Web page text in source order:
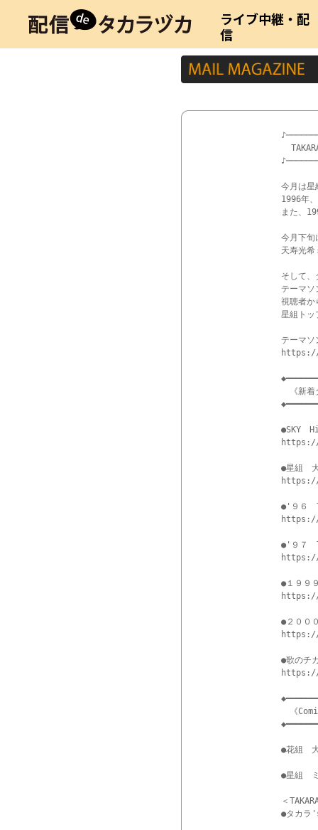
ライブ中継・配
信
今月は
1996年
また、
今月下旬
天寿光
そして、
テーマ
視聴者か
星組トッ
テーマソ
https://
《新着
●SKY　
https://
●星組　
https://
●'９６　
https://
●'９７　
https://
●１９９
https://
●２００
https://
●歌のチ
https://
《
●花組　
●星組　
＜
●タカラ